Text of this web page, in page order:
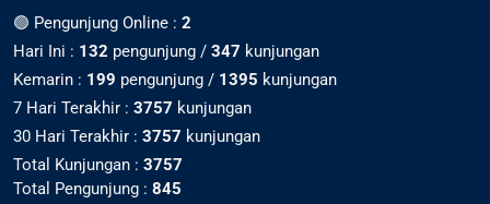
🟢 Pengunjung Online : 2
Hari Ini : 132 pengunjung / 347 kunjungan
Kemarin : 199 pengunjung / 1395 kunjungan
7 Hari Terakhir : 3757 kunjungan
30 Hari Terakhir : 3757 kunjungan
Total Kunjungan : 3757
Total Pengunjung : 845